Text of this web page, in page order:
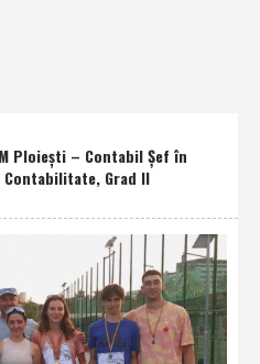
Ploieşti – Contabil Şef în
Grad II